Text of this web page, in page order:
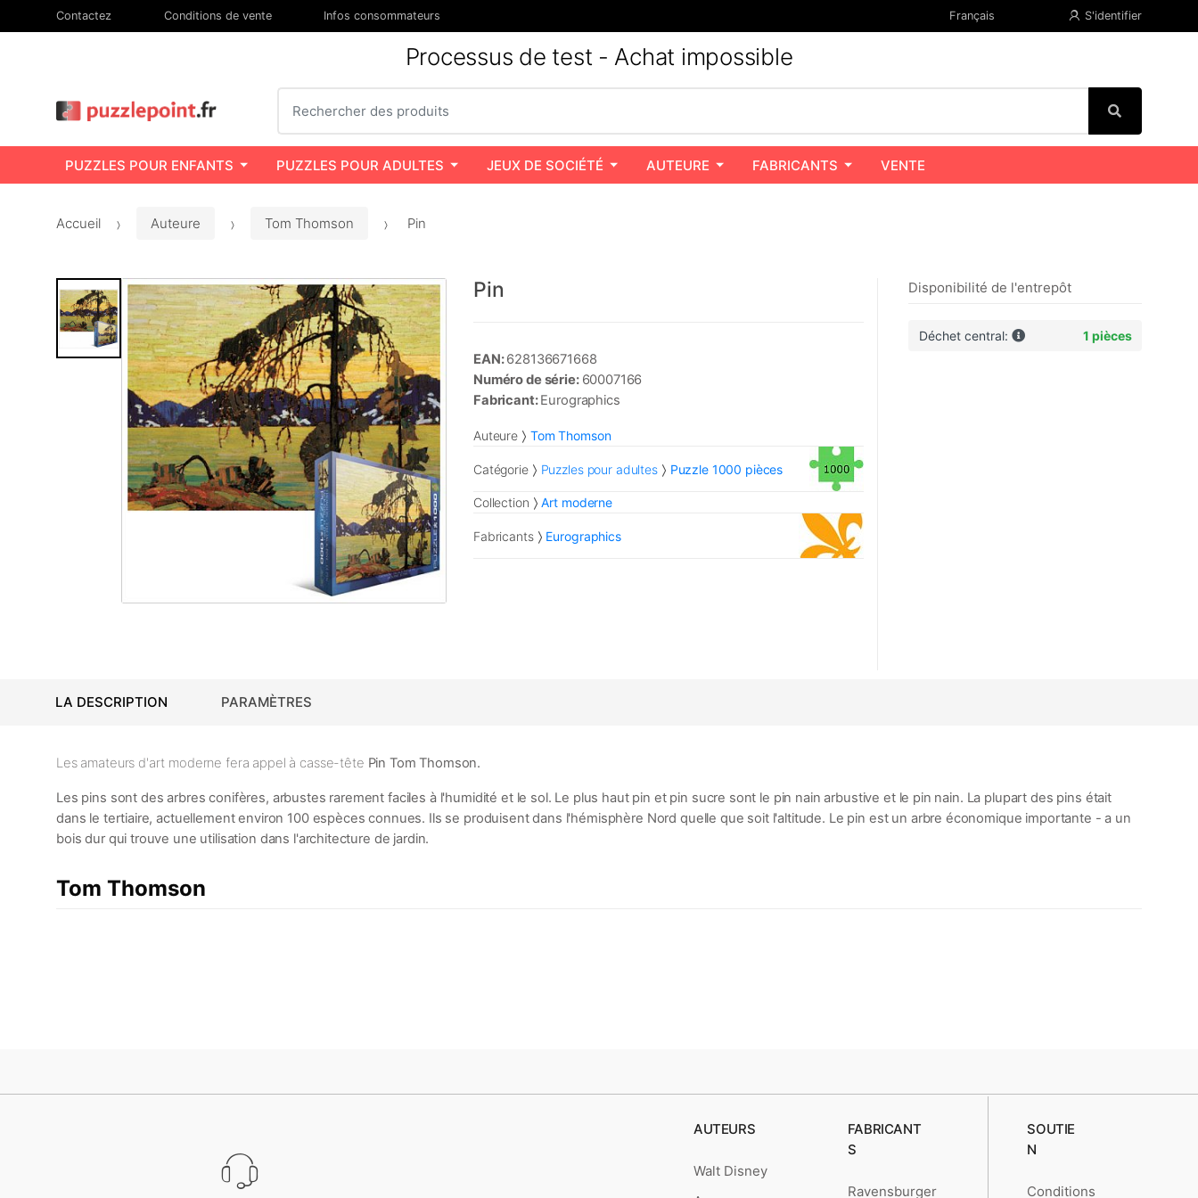
Contactez Conditions de vente Infos consommateurs Français S'identifier
Processus de test - Achat impossible
PUZZLES POUR ENFANTS PUZZLES POUR ADULTES JEUX DE SOCIÉTÉ AUTEURE FABRICANTS VENTE
Accueil Auteure Tom Thomson Pin
Pin
EAN:628136671668
Numéro de série: 60007166
Fabricant:Eurographics
Auteure Tom Thomson
Catégorie Puzzles pour adultes Puzzle 1000 pièces
Collection Art moderne
Fabricants Eurographics
Disponibilité de l'entrepôt
Déchet central: 1 pièces
LA DESCRIPTION PARAMÈTRES
Les amateurs d'art moderne fera appel à casse-tête Pin Tom Thomson.
Les pins sont des arbres conifères, arbustes rarement faciles à l'humidité et le sol. Le plus haut pin et pin sucre sont le pin nain arbustive et le pin nain. La plupart des pins était
dans le tertiaire, actuellement environ 100 espèces connues. Ils se produisent dans l'hémisphère Nord quelle que soit l'altitude. Le pin est un arbre économique importante - a un
bois dur qui trouve une utilisation dans l'architecture de jardin.
Tom Thomson
AUTEURS
Walt Disney
FABRICANT
S
Ravensburger
SOUTIE
N
Conditions